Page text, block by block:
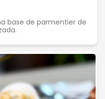
base de parmentier de